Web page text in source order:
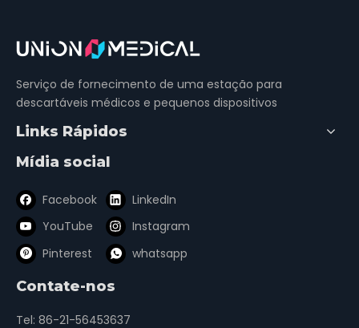
Serviço de fornecimento de uma estação para
descartáveis ​​médicos e pequenos dispositivos
Links Rápidos
Mídia social
Facebook
LinkedIn
YouTube
Instagram
Pinterest
whatsapp
Contate-nos
Tel: 86-21-56453637